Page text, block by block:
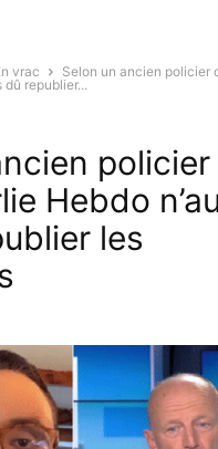
vrac
Selon un ancien policier
dû republier...
policier
Hebdo
les